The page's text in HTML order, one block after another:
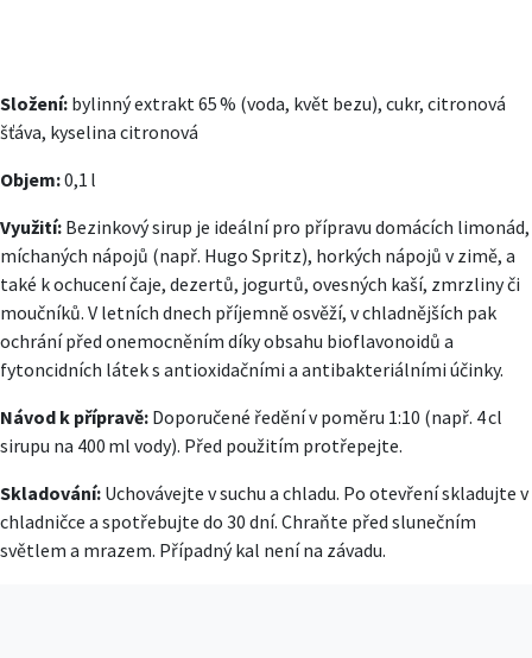
Složení: bylinný extrakt 65 % (voda, květ bezu), cukr, citronová
šťáva, kyselina citronová
Objem:0,1 l
Využití: Bezinkový sirup je ideální pro přípravu domácích limonád,
míchaných nápojů (např. Hugo Spritz), horkých nápojů v zimě, a
také k ochucení čaje, dezertů, jogurtů, ovesných kaší, zmrzliny či
moučníků. V letních dnech příjemně osvěží, v chladnějších pak
ochrání před onemocněním díky obsahu bioflavonoidů a
fytoncidních látek s antioxidačními a antibakteriálními účinky.
Návod k přípravě: Doporučené ředění v poměru 1:10 (např. 4 cl
sirupu na 400 ml vody). Před použitím protřepejte.
Skladování: Uchovávejte v suchu a chladu. Po otevření skladujte v
chladničce a spotřebujte do 30 dní. Chraňte před slunečním
světlem a mrazem. Případný kal není na závadu.